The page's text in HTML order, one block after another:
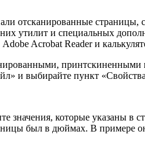
отсканированные страницы,
утилит и специальных
Acrobat Reader и
и выбирайте пункт
значения, которые указаны
был в дюймах. В примере